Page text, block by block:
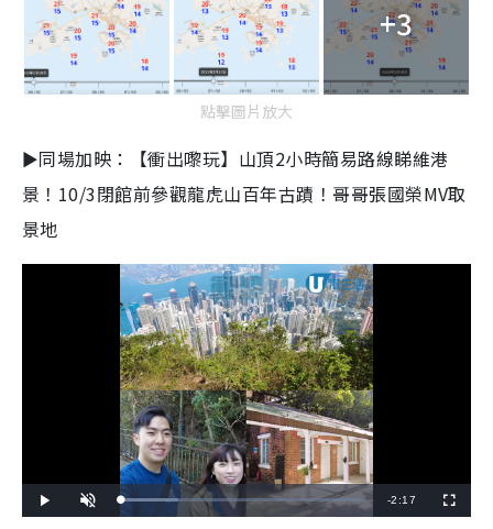
+3
點擊圖片放大
►同場加映：【衝出嚟玩】山頂2小時簡易路線睇維港
景！10/3閉館前參觀龍虎山百年古蹟！哥哥張國榮MV取
景地
l
n
L
R
-2:17
u